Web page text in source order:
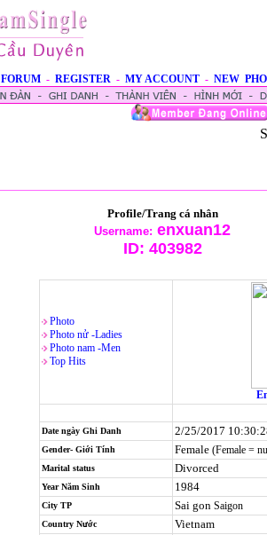
FORUM - REGISTER - MY ACCOUNT - NEW
Profile/Trang cá nhân
Username: enxuan12
ID: 403982
Photo
Photo nử -Ladies
Photo nam -Men
Top Hits
Date ngày Ghi Danh 2/25/2017
Gender- Giới Tính Female (Female =
Marital status Divorced
Year Năm Sinh 1984
City TP Sai gon Saigon
Country Nước Vietnam